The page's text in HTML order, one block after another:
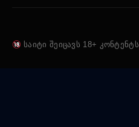
საიტი შეიცავს 18+ კონტენტს